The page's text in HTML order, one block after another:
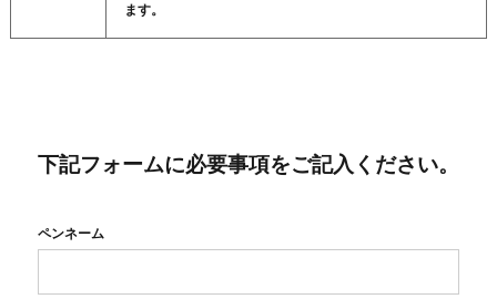
ます。
下記フォームに必要事項をご記入ください。
ペンネーム